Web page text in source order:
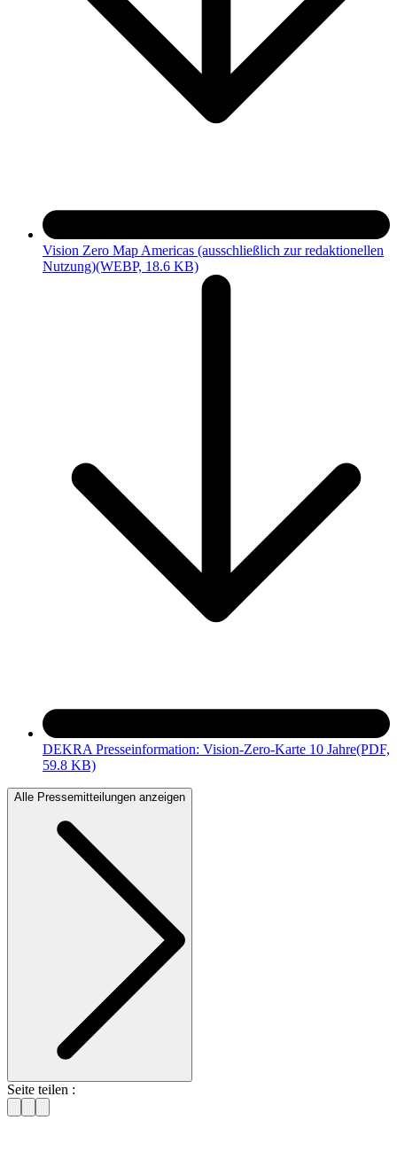
Vision Zero Map Americas (ausschließlich zur redaktionellen
Nutzung)(WEBP, 18.6 KB)
DEKRA Presseinformation: Vision-Zero-Karte 10 Jahre(PDF,
59.8 KB)
Alle Pressemitteilungen anzeigen
Seite teilen :